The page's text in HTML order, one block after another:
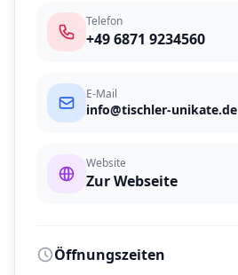
Telefon
+49 6871 9234560
E-Mail
info@tischler-unikate.de
Website
Zur Webseite
Öffnungszeiten